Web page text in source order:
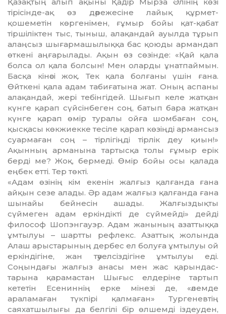
Қазақтың алып ақыны Қадір Мырза Әлінің көзі
тірісінде-ақ өз дәрежесіне лайық құрмет-
қошеметін көргені­мен, ғұмыр бойы қат-қабат
тіршілік­тен тыс, тыныш, алақандай ауылда тұрып
алаңсыз шығармашылыққа бас қоюды армандап
өткені аңға­рылады. Ақын өз сөзінде: «Қай қала
болса ол қала болсын! Мен оларды ұнатпаймын.
Басқа кінәсі жоқ. Тек қала болғаны үшін ғана.
Өйткені қала адам табиғатына жат. Оның аспаны
алақандай, жері тебінгідей. Шығып келе жатқан
күнге қарап сүйсінбеген соң, батып бара жатқан
күнге қарап өмір туралы ойға шом­баған соң,
қысқасы көкжиекке тесіле қарап көзіңді армансыз
суармаған соң – тірлігіңді тірлік деу қиын!»
Ақынның арманына тартысқа толы ғұмыр ерік
берді ме? Жоқ, бермеді. Өмір бойы осы қалада
еңбек етті. Тер төкті.
«Адам өзінің кім екенін жалғыз қалғанда ғана
айқын сезе алады. Әр адам жалғыз қалғанда ғана
шынайы бейнесін ашады. Жалғыздықты
сүймеген адам еркіндікті де сүй­мей­ді» дейді
философ Шопэнгауэр. Адам жанының азаттыққа
ұмтылуы – шартты рефлекс. Азаттық жолында
Алаш арыстарының дербес ел болуға ұмтылуы ой
еркіндігіне, жан тәуел­сіз­дігіне ұмтылуы еді.
Соңындағы жалғыз анасы мен жас қарындас­
тарына қарамастан Шығыс елдеріне тартып
кететін Есениннің ерке мінезі де, «әлемде
араламаған түкпірі қалмаған» Тургеневтің
саяхатшы­лығы да белгілі бір өлшемді іздеуден,